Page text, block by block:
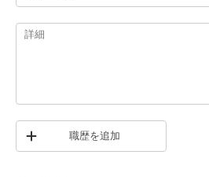
職歴を追加